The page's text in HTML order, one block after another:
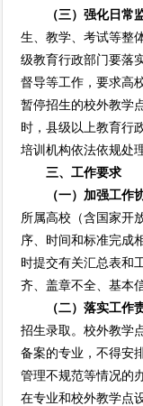
（三）强化日常
生、教学、考试等整
级教育行政部门要落
督导等工作，要求高
暂停招生的校外教学
时，县级以上教育行
培训机构依法依规处理
三、工作要求
（一）加强工作
所属高校（含国家开
序、时间和标准完成
时提交有关汇总表和
齐、盖章不全、基本
（二）落实工作
招生录取。校外教学
备案的专业，不得安
管理不规范等情况的
在专业和校外教学点